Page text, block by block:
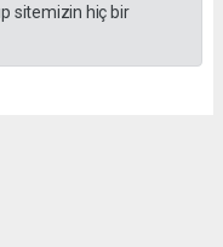
sitemizin hiç bir